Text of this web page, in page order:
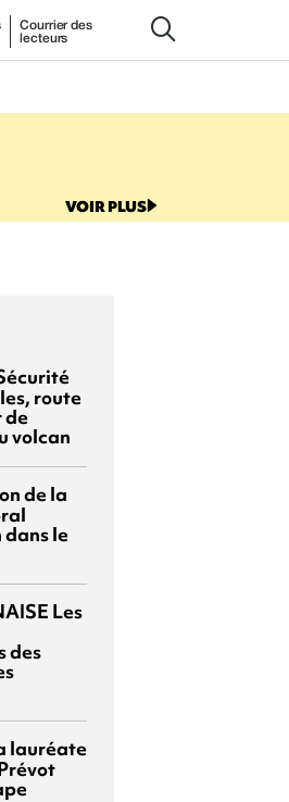
Courrier des
lecteurs
VOIR PLUS
route
de
volcan
de la
le
Les
des
lauréate